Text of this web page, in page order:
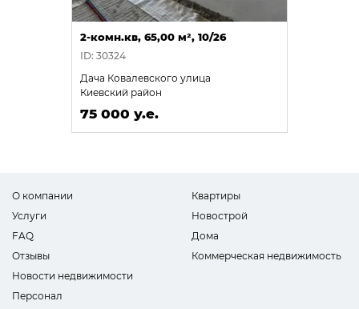
2-комн.кв, 65,00 м², 10/26
ID: 30324
Дача Ковалевского улица
Киевский район
75 000 у.е.
О компании
Услуги
FAQ
Отзывы
Новости недвижимости
Персонал
Квартиры
Новострой
Дома
Коммерческая недвижимость